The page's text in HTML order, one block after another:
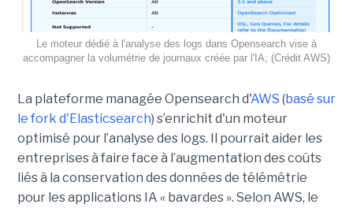
Le moteur dédié à l'analyse des logs dans Opensearch vise à
accompagner la volumétrie de journaux créée par l'IA; (Crédit AWS)
La plateforme managée Opensearch d'AWS (basé sur
le fork d'Elasticsearch) s’enrichit d'un moteur
optimisé pour l’analyse des logs. Il pourrait aider les
entreprises à faire face à l’augmentation des coûts
liés à la conservation des données de télémétrie
pour les applications IA « bavardes ». Selon AWS, le